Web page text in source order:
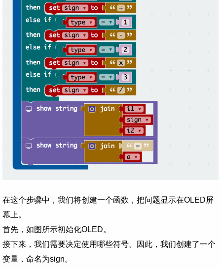
在这个步骤中，我们将创建一个函数，把问题显示在OLED屏
幕上。
首先，如图所示初始化OLED。
接下来，我们需要决定使用哪些符号。因此，我们创建了一个
变量，命名为sign。